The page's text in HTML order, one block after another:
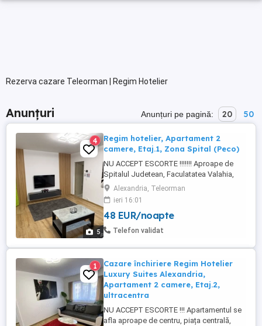
Rezerva cazare Teleorman | Regim Hotelier
Anunțuri Anunțuri pe pagină: 20 50
5
4
Regim hotelier, Apartament 2
camere, Etaj.1, Zona Spital (Peco)
NU ACCEPT ESCORTE !!!!!!! Aproape de
Spitalul Judetean, Faculatatea Valahia,
Piata, Farmacie, Profi si magazine Non-
Stop. Se poate inchiria pe 24 ore cu suma
de 250 lei sau pe 3 ore cu suma de 150 lei.
-Centrala proprie. -Frigider. -Masina de
spălat. -Cuptor cu microunde. -Vesela
Alexandria, Teleorman
ieri 16:01
48 EUR/noapte
Telefon validat
1
Cazare închiriere Regim Hotelier
Luxury Suites Alexandria,
Apartament 2 camere, Etaj.2,
ultracentra
NU ACCEPT ESCORTE !!! Apartamentul se
afla aproape de centru, piața centrală,